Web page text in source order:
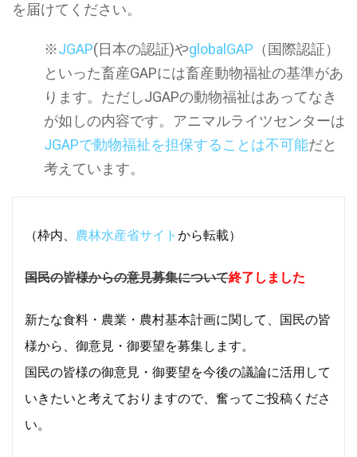
を届けてください。
※JGAP(日本の認証)やglobalGAP （国際認証）
といった畜産GAPには畜産動物福祉の基準があ
ります。ただしJGAPの動物福祉はあってなき
が如しの内容です。アニマルライツセンターは
JGAPで動物福祉を担保することは不可能だと
考えています。
（枠内、 農林水産省サイト から転載）
国民の皆様からの意見募集について終了しました
新たな食料・農業・農村基本計画に関して、国民の皆
様から、御意見・御要望を募集します。
国民の皆様の御意見・御要望を今後の議論に活用して
いきたいと考えておりますので、奮ってご投稿くださ
い。